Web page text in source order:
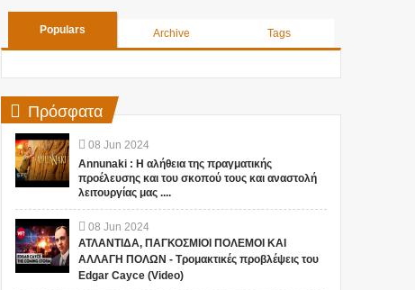
Populars Archive Tags
Πρόσφατα
08 Jun 2024
Annunaki : Η αλήθεια της πραγματικής
προέλευσης και του σκοπού τους και αναστολή
λειτουργίας μας ....
08 Jun 2024
ΑΤΛΑΝΤΙΔΑ, ΠΑΓΚΟΣΜΙΟΙ ΠΟΛΕΜΟΙ ΚΑΙ
ΑΛΛΑΓΗ ΠΟΛΩΝ - Τρομακτικές προβλέψεις του
Edgar Cayce (Video)